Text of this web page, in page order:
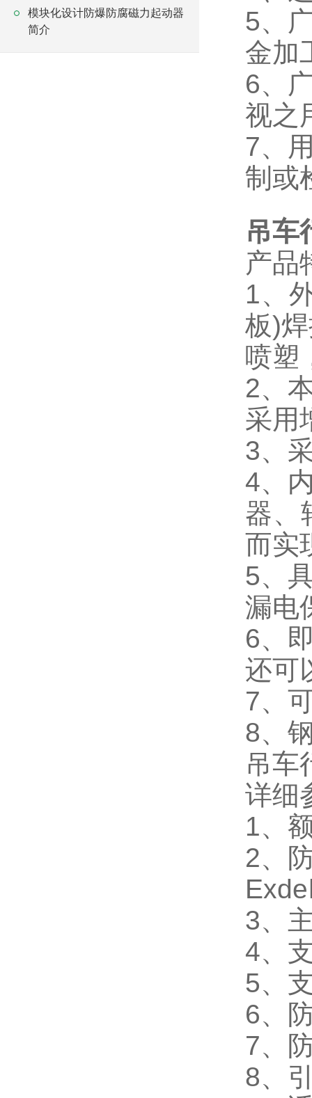
模块化设计防爆防腐磁力起动器
简介
5、
金加
6、
视之
7、
制或
吊车
产品
1、
板)
喷塑
2、
采用
3、
4、
器、
而实
5、
漏电
6、
还可
7、
8、
吊车
详细
1、
2、
3、
4、
5、
6、
7、
8、